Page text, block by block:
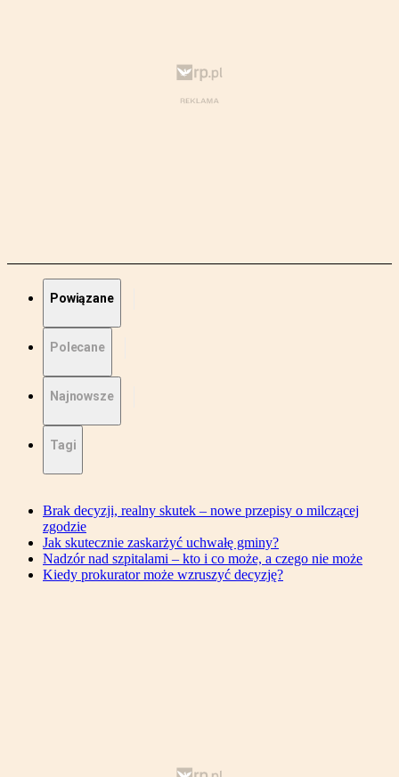
Powiązane
Polecane
Najnowsze
Tagi
Brak decyzji, realny skutek – nowe przepisy o milczącej
zgodzie
Jak skutecznie zaskarżyć uchwałę gminy?
Nadzór nad szpitalami – kto i co może, a czego nie może
Kiedy prokurator może wzruszyć decyzję?